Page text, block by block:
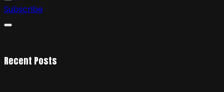
Subscribe
Recent Posts